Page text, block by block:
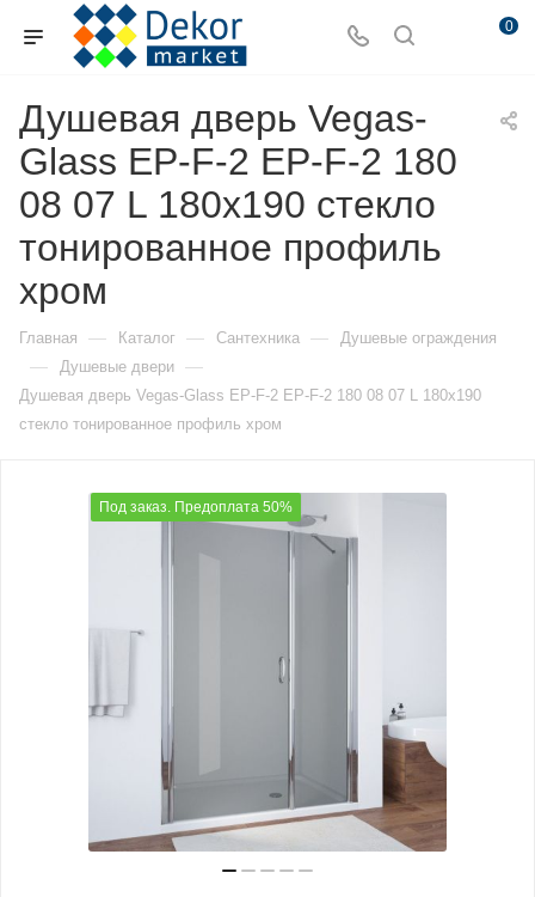
0
Душевая дверь Vegas-
Glass EP-F-2 EP-F-2 180
08 07 L 180х190 стекло
тонированное профиль
хром
Главная — Каталог — Сантехника — Душевые ограждения
— Душевые двери —
Душевая дверь Vegas-Glass EP-F-2 EP-F-2 180 08 07 L 180х190
стекло тонированное профиль хром
Под заказ. Предоплата 50%